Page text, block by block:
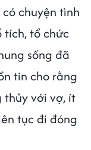
chuyện tình
tổ chức
sống đã
tin cho rằng
thủy với vợ, ít
tục đi đóng